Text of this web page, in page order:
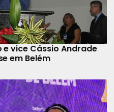
vice Cássio Andrade
em Belém